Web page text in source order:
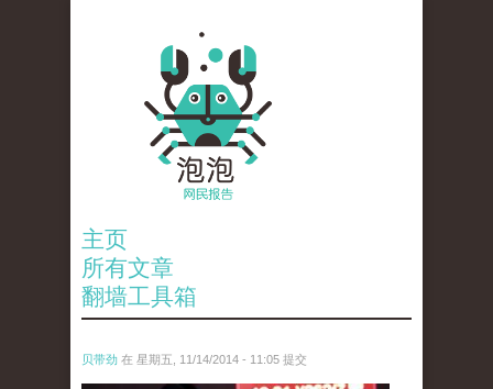
主页
所有文章
翻墙工具箱
贝带劲 在 星期五, 11/14/2014 - 11:05 提交